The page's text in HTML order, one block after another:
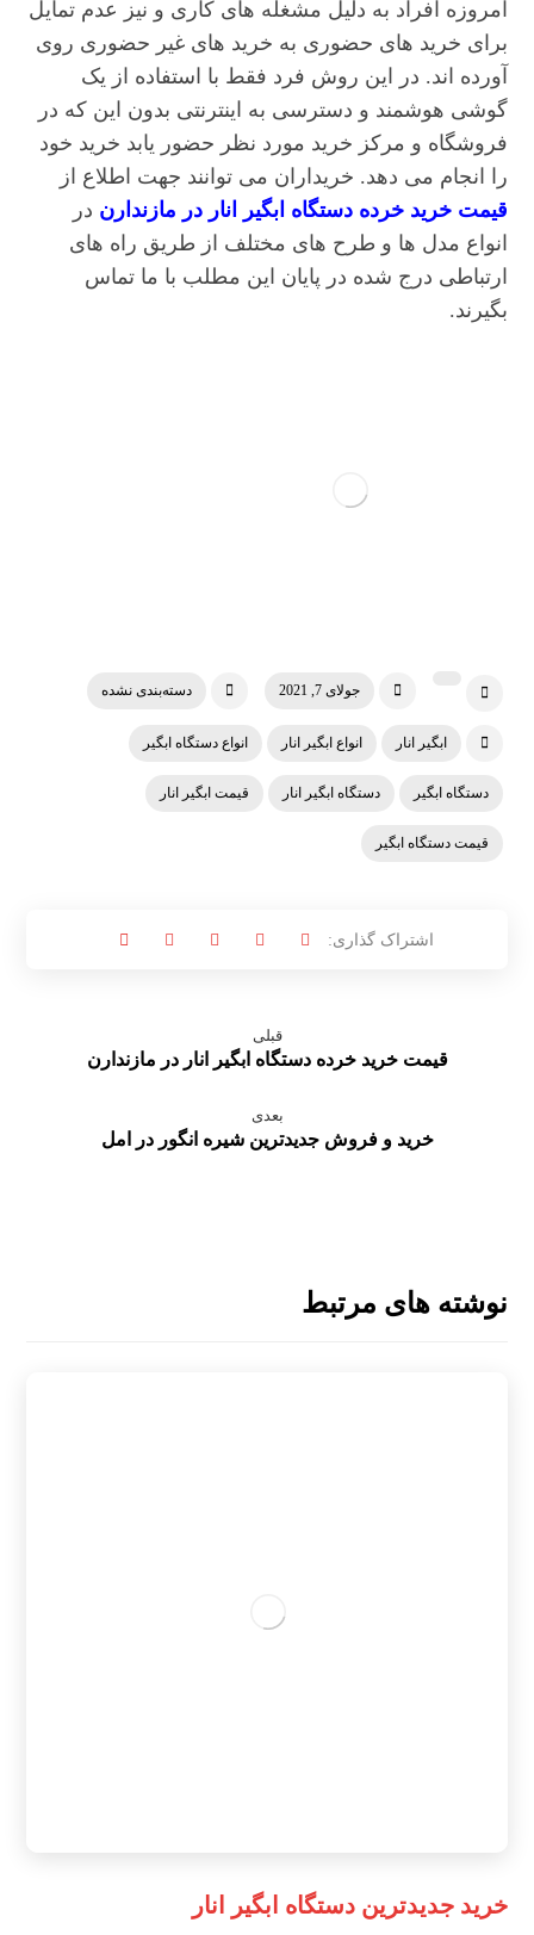
امروزه افراد به دلیل مشغله های کاری و نیز عدم تمایل
برای خرید های حضوری به خرید های غیر حضوری روی
آورده اند. در این روش فرد فقط با استفاده از یک
گوشی هوشمند و دسترسی به اینترنتی بدون این که در
فروشگاه و مرکز خرید مورد نظر حضور یابد خرید خود
را انجام می دهد. خریداران می توانند جهت اطلاع از
قیمت خرید خرده دستگاه ابگیر انار در مازندارن در
انواع مدل ها و طرح های مختلف از طریق راه های
ارتباطی درج شده در پایان این مطلب با ما تماس
بگیرند.
جولای 7, 2021 دسته‌بندی نشده
ابگیر انار انواع ابگیر انار انواع دستگاه ابگیر
دستگاه ابگیر دستگاه ابگیر انار قیمت ابگیر انار
قیمت دستگاه ابگیر
قبلی
قیمت خرید خرده دستگاه ابگیر انار در مازندارن
بعدی
خرید و فروش جدیدترین شیره انگور در امل
نوشته های مرتبط
خرید جدیدترین دستگاه ابگیر انار